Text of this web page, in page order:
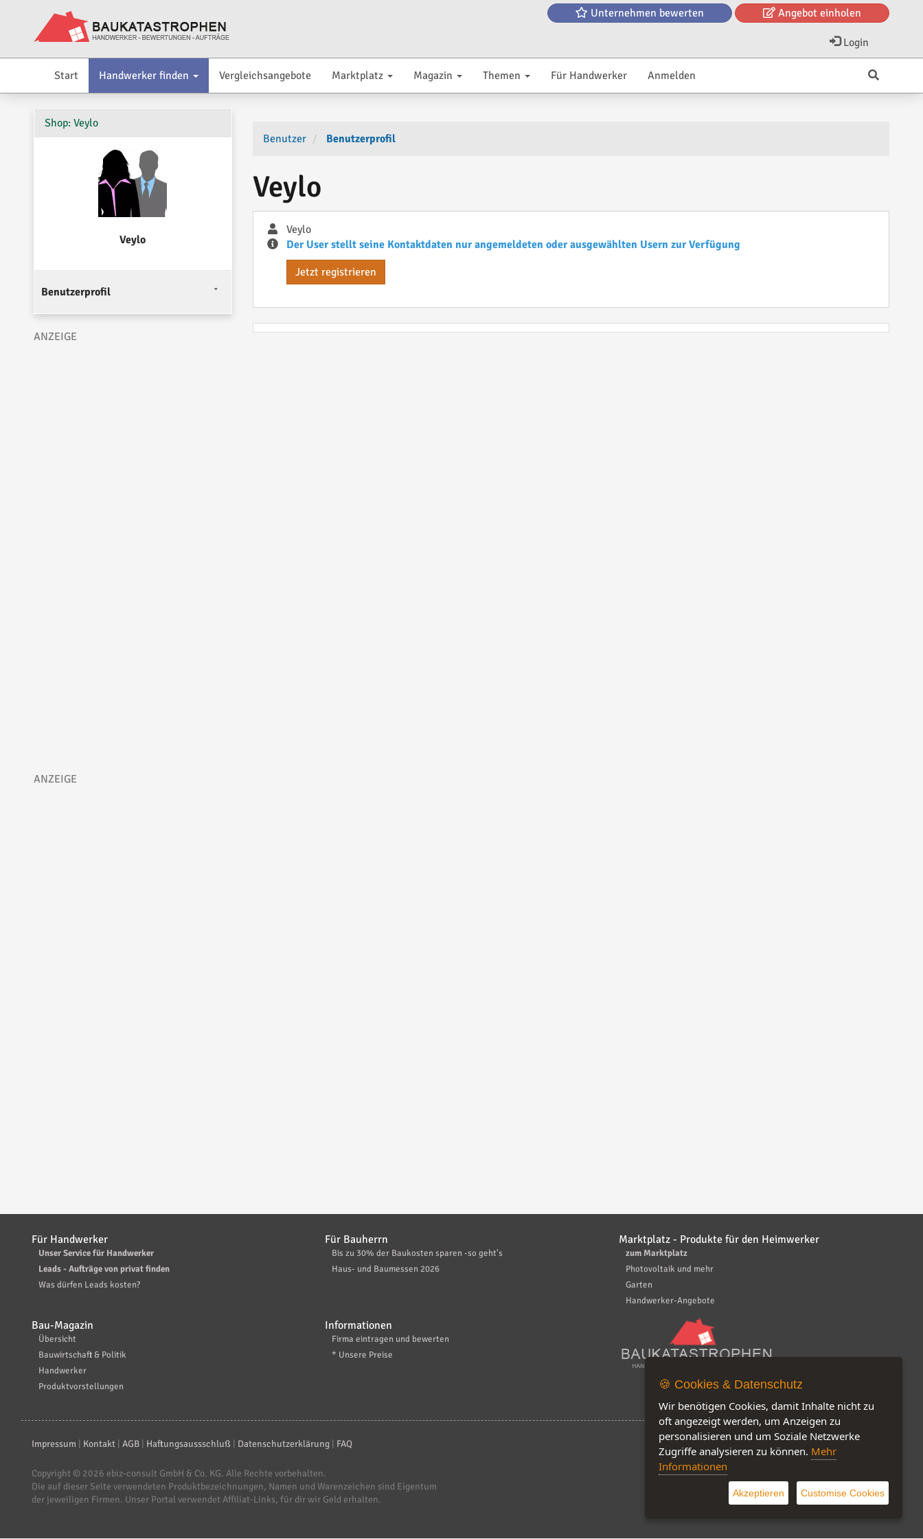
Unternehmen bewerten Angebot einholen
Login
Start Handwerker finden Vergleichsangebote Marktplatz Magazin Themen Für Handwerker Anmelden
Benutzer Benutzerprofil
Veylo
Veylo
Der User stellt seine Kontaktdaten nur angemeldeten oder ausgewählten Usern zur Verfügung
Jetzt registrieren
Shop: Veylo
Veylo
Benutzerprofil
Für Handwerker
Unser Service für Handwerker
Leads - Aufträge von privat finden
Was dürfen Leads kosten?
Für Bauherrn
Bis zu 30% der Baukosten sparen -so geht's
Haus- und Baumessen 2026
Marktplatz - Produkte für den Heimwerker
zum Marktplatz
Photovoltaik und mehr
Garten
Handwerker-Angebote
Bau-Magazin
Übersicht
Bauwirtschaft & Politik
Handwerker
Produktvorstellungen
Informationen
Firma eintragen und bewerten
* Unsere Preise
Impressum Kontakt| AGB| Haftungsaussschluß Datenschutzerklärung| FAQ
Copyright © 2026 ebiz-consult GmbH & Co. KG. Alle Rechte vorbehalten.
Die auf dieser Seite verwendeten Produktbezeichnungen, Namen und Warenzeichen sind Eigentum
der jeweiligen Firmen. Unser Portal verwendet Affiliat-Links, für dir wir Geld erhalten.
🍪 Cookies & Datenschutz
Wir benötigen Cookies, damit Inhalte nicht zu
oft angezeigt werden, um Anzeigen zu
personalisieren und um Soziale Netzwerke
Zugriffe analysieren zu können. Mehr
Informationen
Akzeptieren Customise Cookies